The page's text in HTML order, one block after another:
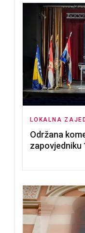
LOKALNA
Održana
zapovjedniku